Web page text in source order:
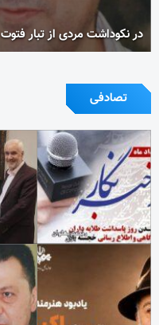
در نکوداشت مردی از تبار فتوت
تصادفی